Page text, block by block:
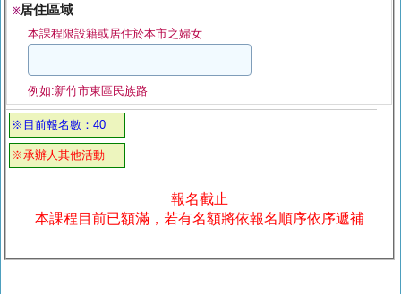
※居住區域
本課程限設籍或居住於本市之婦女
例如:新竹市東區民族路
※目前報名數：40
※承辦人其他活動
報名截止
本課程目前已額滿，若有名額將依報名順序依序遞補